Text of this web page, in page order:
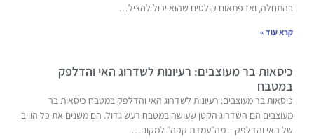
בהתחלה, ואז פתאום קולטים שהוא יכול להציל…
קרא עוד »
כיסאות בר מעוצבים: רעיונות לשדרוג האי והדלפק
במטבח
כיסאות בר מעוצבים: רעיונות לשדרוג האי והדלפק במטבח כיסאות בר
מעוצבים הם השדרוג הקטן שעושה במטבח רעש גדול. הם משנים את כל הוויב
של האי והדלפק – מה״עמדת קפה״ למקום…